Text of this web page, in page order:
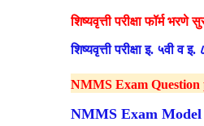
शिष्यवृत्ती परीक्षा फॉर्म भरणे
शिष्यवृत्ती परीक्षा इ. ५वी
NMMS Exam Question
NMMS Exam